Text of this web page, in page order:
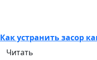
Как устранить засор
Читать